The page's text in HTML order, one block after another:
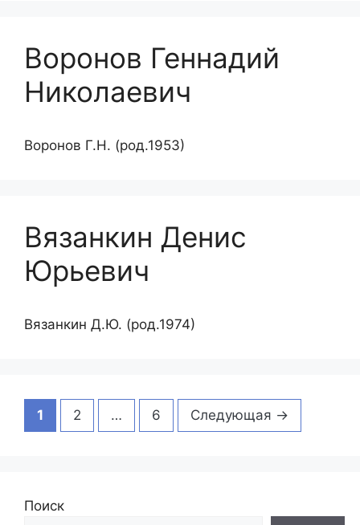
Воронов Геннадий
Николаевич
Воронов Г.Н. (род.1953)
Вязанкин Денис
Юрьевич
Вязанкин Д.Ю. (род.1974)
Страница
1 Страница
2 … Страница
6 Следующая →
Поиск